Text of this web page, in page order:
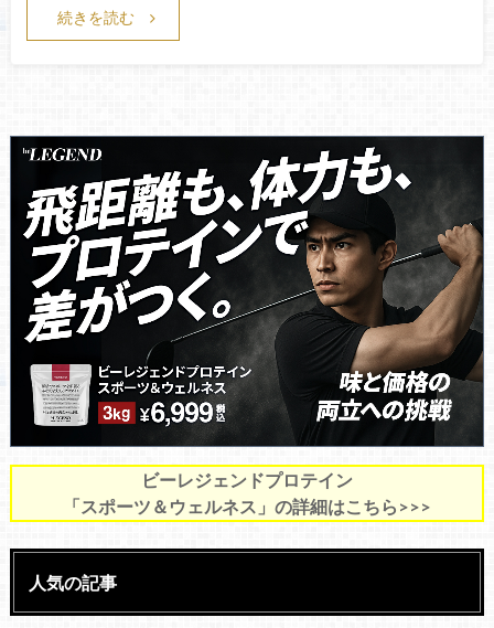
続きを読む
ビーレジェンドプロテイン
「スポーツ＆ウェルネス」の詳細はこちら>>>
人気の記事